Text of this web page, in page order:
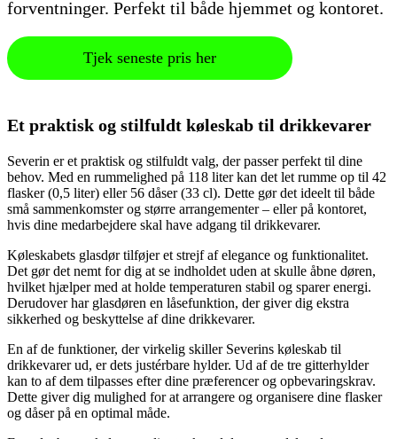
forventninger. Perfekt til både hjemmet og kontoret.
Tjek seneste pris her
Et praktisk og stilfuldt køleskab til drikkevarer
Severin er et praktisk og stilfuldt valg, der passer perfekt til dine
behov. Med en rummelighed på 118 liter kan det let rumme op til 42
flasker (0,5 liter) eller 56 dåser (33 cl). Dette gør det ideelt til både
små sammenkomster og større arrangementer – eller på kontoret,
hvis dine medarbejdere skal have adgang til drikkevarer.
Køleskabets glasdør tilføjer et strejf af elegance og funktionalitet.
Det gør det nemt for dig at se indholdet uden at skulle åbne døren,
hvilket hjælper med at holde temperaturen stabil og sparer energi.
Derudover har glasdøren en låsefunktion, der giver dig ekstra
sikkerhed og beskyttelse af dine drikkevarer.
En af de funktioner, der virkelig skiller Severins køleskab til
drikkevarer ud, er dets justérbare hylder. Ud af de tre gitterhylder
kan to af dem tilpasses efter dine præferencer og opbevaringskrav.
Dette giver dig mulighed for at arrangere og organisere dine flasker
og dåser på en optimal måde.